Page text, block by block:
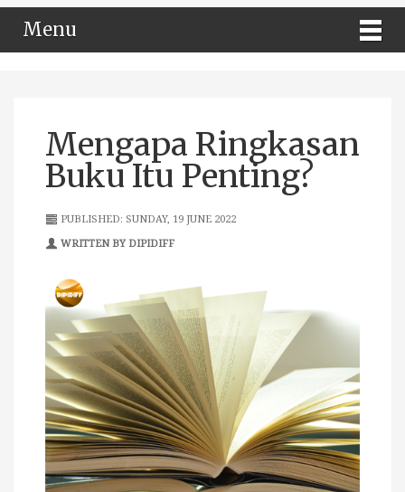
Menu
Mengapa Ringkasan
Buku Itu Penting?
PUBLISHED: SUNDAY, 19 JUNE 2022
WRITTEN BY DIPIDIFF